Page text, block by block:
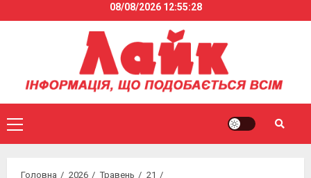
to
08/08/2026 12:55:29
Primary
Menu
Головна 2026 Травень
21